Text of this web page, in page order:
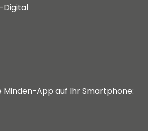
Digital
Minden-App auf Ihr Smartphone: